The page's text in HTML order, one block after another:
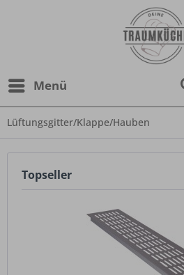
Menü
Lüftungsgitter/Klappe/Hauben
Topseller